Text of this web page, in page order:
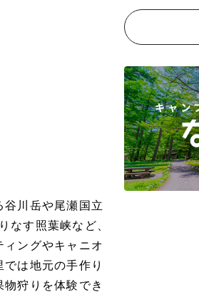
群
川岳や尾瀬国立
す照葉峡など、
ングやキャニオ
は地元の手作り
狩りを体験でき